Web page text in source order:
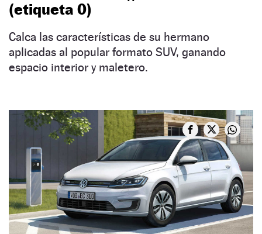
(etiqueta 0)
Calca las características de su hermano
aplicadas al popular formato SUV, ganando
espacio interior y maletero.